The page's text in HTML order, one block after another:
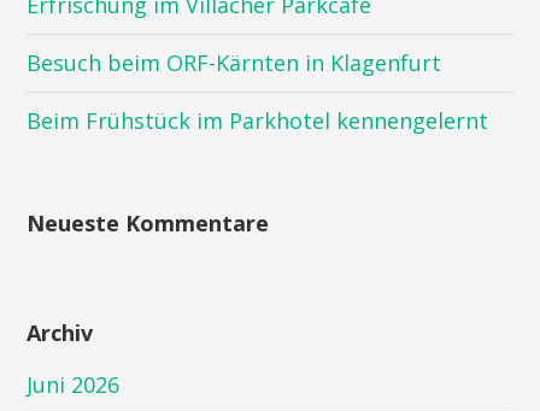
Besuch beim ORF-Kärnten in Klagenfurt
Beim Frühstück im Parkhotel kennengelernt
Neueste Kommentare
Archiv
Juni 2026